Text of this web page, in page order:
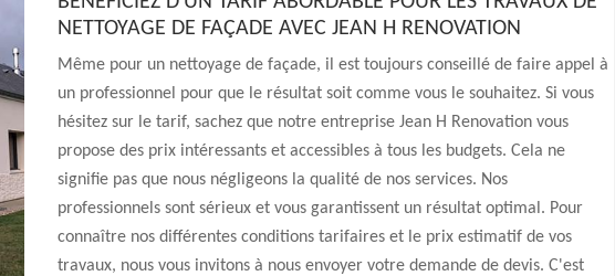
NETTOYAGE DE FAÇADE AVEC JEAN H RENOVATION
Même pour un nettoyage de façade, il est toujours conseillé de faire appel à
un professionnel pour que le résultat soit comme vous le souhaitez. Si vous
hésitez sur le tarif, sachez que notre entreprise Jean H Renovation vous
propose des prix intéressants et accessibles à tous les budgets. Cela ne
signifie pas que nous négligeons la qualité de nos services. Nos
professionnels sont sérieux et vous garantissent un résultat optimal. Pour
connaître nos différentes conditions tarifaires et le prix estimatif de vos
travaux, nous vous invitons à nous envoyer votre demande de devis. C'est